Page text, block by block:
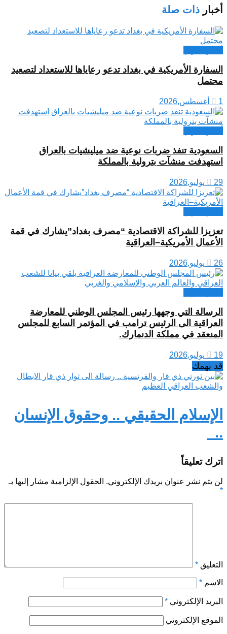
أخبار ذات صلة
السفارة الأمريكية في بغداد تدعو رعاياها للاستعداد لتصعيد
محتمل
1 أغسطس,2026
السعودية تنفذ ضربات نوعية ضد ميليشيات بالعراق
استهدفت منشآت بترولية بالمملكة
29 يوليو,2026
تعزيزا للشراكة الاقتصادية “مصرف بغداد”يشارك في قمة
الأعمال الأمريكية–العراقية
26 يوليو,2026
الرسالة التي وجهها رئيس المجلس الوطني للمعارضة
العراقية الى الرئيس ترامب في المؤتمر السابع للمجلس
المنعقد في مملكة الدنمارك.
19 يوليو,2026
قد يهمك
الإسلام الحقيقي .. وحقوق الإنسان
..
اترك تعليقاً
لن يتم نشر عنوان بريدك الإلكتروني. الحقول الإلزامية مشار إليها بـ
*
التعليق *
الاسم *
البريد الإلكتروني *
الموقع الإلكتروني